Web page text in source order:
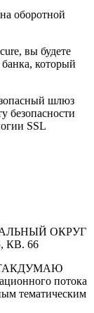
оборотной
вы будете
который
шлюз
безопасности
SSL
ОКРУГ
КВ. 66
ЯТАКДУМАЮ
потока
тематическим